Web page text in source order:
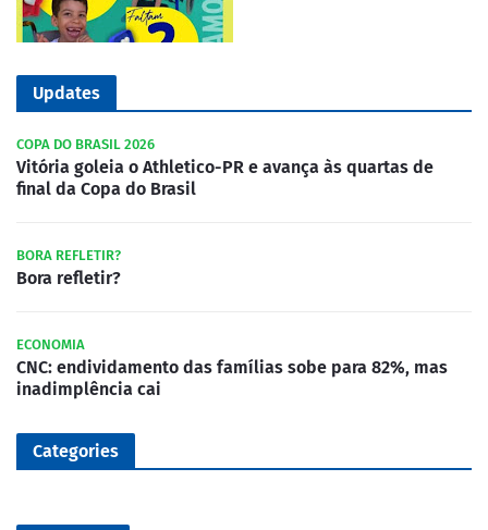
Updates
COPA DO BRASIL 2026
Vitória goleia o Athletico-PR e avança às quartas de
final da Copa do Brasil
BORA REFLETIR?
Bora refletir?
ECONOMIA
CNC: endividamento das famílias sobe para 82%, mas
inadimplência cai
Categories